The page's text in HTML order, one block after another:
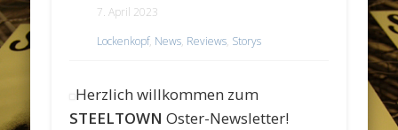
7. April 2023
Lockenkopf, News, Reviews, Storys
Herzlich willkommen zum
STEELTOWN Oster-Newsletter!